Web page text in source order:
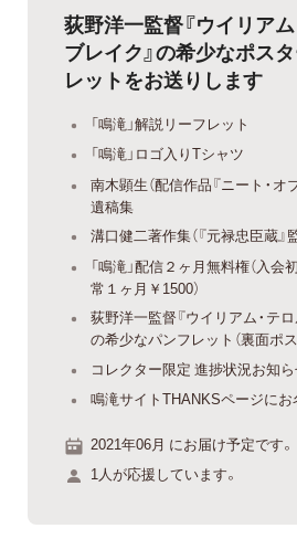
荻野洋一監督『ウイリアム
ブレイク』の希少なポス
レットをお送りします
「鳴滝」解説リーフレット
「鳴滝」ロゴ入りTシャツ
南木顕生（配信作品『ニート・オ
遺稿集
溝口健二著作集（『元禄忠臣蔵』
「鳴滝」配信２ヶ月無料権（入
常１ヶ月￥1500）
荻野洋一監督『ウイリアム・テ
の希少なパンフレット（裏面ポス
コレクター限定 進捗状況お知
鳴滝サイトTHANKSページに
2021年06月 にお届け予定です。
1人が応援しています。